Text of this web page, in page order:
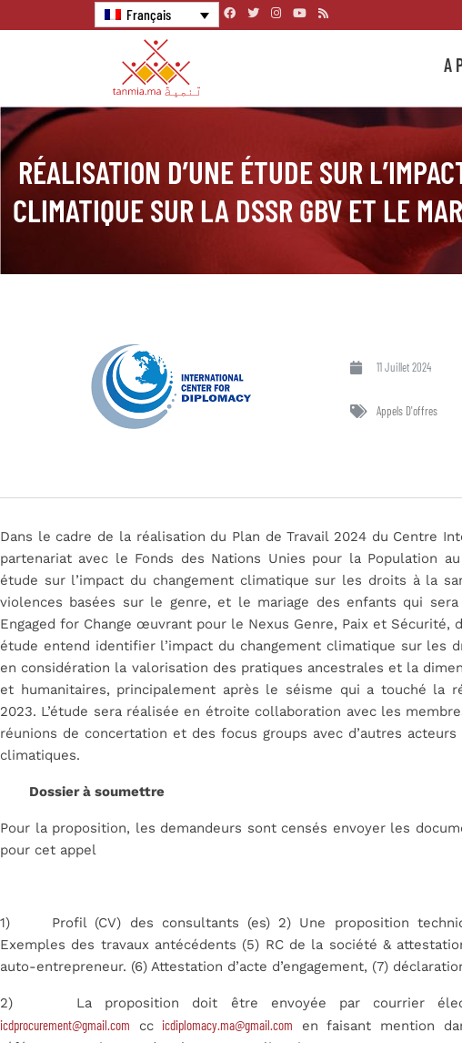
Français
A
RÉALISATION D’UNE ÉTUDE SUR
CLIMATIQUE SUR LA DSSR GBV ET LE
11 Juillet 2024
Appels D'offres
Dans le cadre de la réalisation du Plan de Travail 2024 du Centre
partenariat avec le Fonds des Nations Unies pour la Population au
étude sur l’impact du changement climatique sur les droits à la
violences basées sur le genre, et le mariage des enfants qui
Engaged for Change œuvrant pour le Nexus Genre, Paix et Sécurité,
étude entend identifier l’impact du changement climatique sur les
en considération la valorisation des pratiques ancestrales et la
et humanitaires, principalement après le séisme qui a touché la
2023. L’étude sera réalisée en étroite collaboration avec les
réunions de concertation et des focus groups avec d’autres
climatiques.
Dossier à soumettre
Pour la proposition, les demandeurs sont censés envoyer les
pour cet appel
1) Profil (CV) des consultants (es) 2) Une proposition
Exemples des travaux antécédents (5) RC de la société &
auto-entrepreneur. (6) Attestation d’acte d’engagement, (7)
2) La proposition doit être envoyée par courrier
icdprocurement@gmail.com ccicdiplomacy.ma@gmail.com en faisant mention